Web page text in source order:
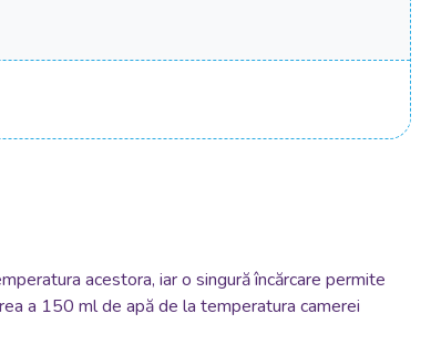
acestora, iar o singură încărcare permite
a 150 ml de apă de la temperatura camerei